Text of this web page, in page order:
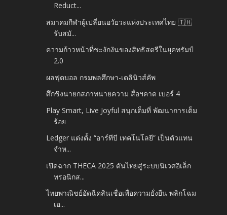
Reduct...
สมาคมกีฬาผู้เปลี่ยนอวัยวะแห่งประเทศไทย 🇹🇭
รับสมั...
ความก้าวหน้าที่ชะงักงันของสิทธิสตรีในยุคทรัมป์
2.0
ผลฟุตบอล กรมพลศึกษา-เดลินิวส์คัพ
ศึกชิงนายกสภาทนายความ สื่อฯคาด เบอร์ 4
Play Smart, Live Joyful สนุกเต็มที่ พัฒนาการเต็ม
ร้อย
Ledger แต่งตั้ง “อาร์ทีบี เทคโนโลยี” เป็นตัวแทน
จำห...
เปิดฉาก THECA 2025 ดันไทยสู่ระบบนิเวศอิเล็ก
ทรอนิกส...
ไทยพาณิชย์อัดฉีดสินเชื่อเพื่อความยั่งยืน พลิกโฉม
เอ...